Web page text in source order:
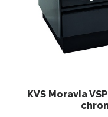
KVS Moravia